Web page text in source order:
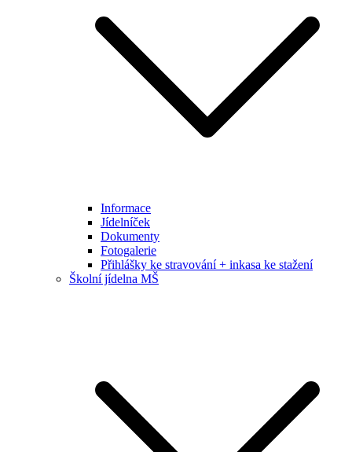
Informace
Jídelníček
Dokumenty
Fotogalerie
Přihlášky ke stravování + inkasa ke stažení
Školní jídelna MŠ